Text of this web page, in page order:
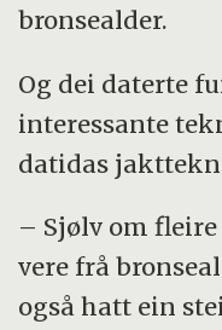
bronsealder.
Og dei daterte
interessante
datidas
– Sjølv om fleire
vere frå
også hatt ein